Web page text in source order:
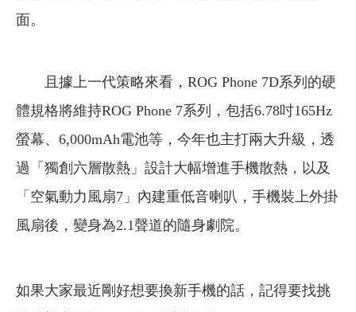
面。
且據上一代策略來看，ROG Phone 7D系列的硬
體規格將維持ROG Phone 7系列，包括6.78吋165Hz
螢幕、6,000mAh電池等，今年也主打兩大升級，透
過「獨創六層散熱」設計大幅增進手機散熱，以及
「空氣動力風扇7」內建重低音喇叭，手機裝上外掛
風扇後，變身為2.1聲道的隨身劇院。
如果大家最近剛好想要換新手機的話，記得要找挑